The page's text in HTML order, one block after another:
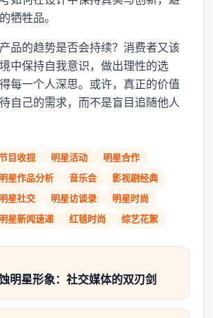
牺牲品。
品的趋势是否会持续？消费者又该
中保持自我意识，做出理性的选
每一个人深思。或许，真正的价值
自己的需求，而不是盲目追随他人
目收视 明星活动
明星合作
明星作品分析 音乐会
影视剧经典
明星社交 明星访谈录
明星时尚
明星新闻速递 红毯时尚 综艺花絮
明星形象：社交媒体的双刃剑